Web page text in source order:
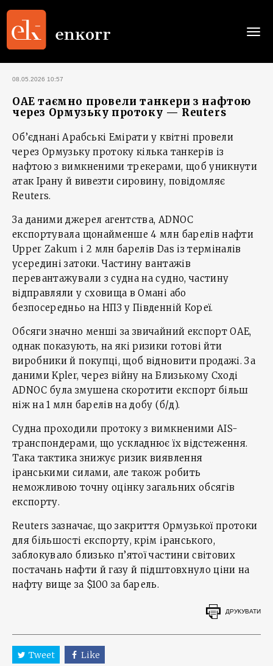
08.05.2026 10:57
ОАЕ таємно провели танкери з нафтою
через Ормузьку протоку — Reuters
Об’єднані Арабські Емірати у квітні провели
через Ормузьку протоку кілька танкерів із
нафтою з вимкненими трекерами, щоб уникнути
атак Ірану й вивезти сировину, повідомляє
Reuters.
За даними джерел агентства, ADNOC
експортувала щонайменше 4 млн барелів нафти
Upper Zakum і 2 млн барелів Das із терміналів
усередині затоки. Частину вантажів
перевантажували з судна на судно, частину
відправляли у сховища в Омані або
безпосередньо на НПЗ у Південній Кореї.
Обсяги значно менші за звичайний експорт ОАЕ,
однак показують, на які ризики готові йти
виробники й покупці, щоб відновити продажі. За
даними Kpler, через війну на Близькому Сході
ADNOC була змушена скоротити експорт більш
ніж на 1 млн барелів на добу (б/д).
Судна проходили протоку з вимкненими AIS-
транспондерами, що ускладнює їх відстеження.
Така тактика знижує ризик виявлення
іранськими силами, але також робить
неможливою точну оцінку загальних обсягів
експорту.
Reuters зазначає, що закриття Ормузької протоки
для більшості експорту, крім іранського,
заблокувало близько п’ятої частини світових
постачань нафти й газу й підштовхнуло ціни на
нафту вище за $100 за барель.
ДРУКУВАТИ
Tweet Like